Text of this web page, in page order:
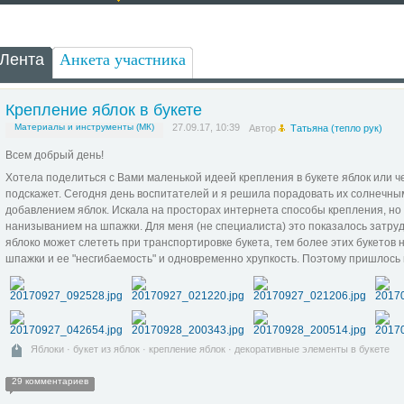
Анкета участника
Крепление яблок в букете
Материалы и инструменты (МК) 27.09.17, 10:39 Автор Татьяна (тепло рук)
Всем добрый день!
Хотела поделиться с Вами маленькой идеей крепления в букете яблок или
подскажет. Сегодня день воспитателей и я решила порадовать их
добавлением яблок. Искала на просторах интернета способы крепления, но
нанизыванием на шпажки. Для меня (не специалиста) это показалось
яблоко может слететь при транспортировке букета, тем более этих букетов
шпажки и ее "несгибаемость" и одновременно хрупкость. Поэтому
Яблоки· букет из яблок· крепление яблок· декоративные элементы в букете
29 комментариев